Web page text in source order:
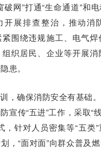
破网”打通“生命通道”和
开展排查整治，推动消
围绕违规施工、电气
织居民、企业等开展消
患。
，确保消防安全有基础
宣传“五进”工作，采取“
，针对人员密集等“五类
，“面对面”向群众普及